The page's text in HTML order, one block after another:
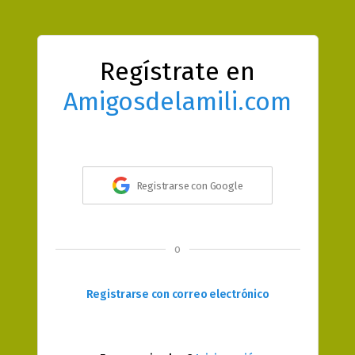
Regístrate en
Amigosdelamili.com
Registrarse con Google
o
Registrarse con correo electrónico